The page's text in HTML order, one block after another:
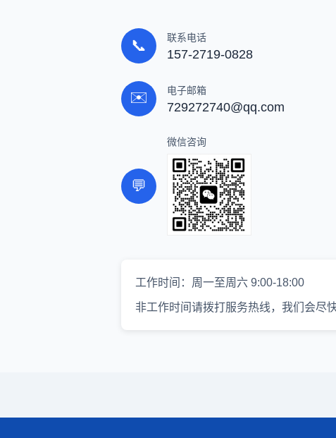
📞 联系电话
157-2719-0828
✉️ 电子邮箱
729272740@qq.com
💬
微信咨询
工作时间：周一至周六 9:00-18:00
非工作时间请拨打服务热线，我们会尽